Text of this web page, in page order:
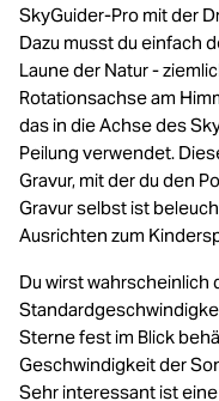
SkyGuider-Pro mit der
Dazu musst du einfach
Laune der Natur -
Rotationsachse am
das in die Achse des
Peilung verwendet.
Gravur, mit der du den
Gravur selbst ist
Ausrichten zum
Du wirst wahrscheinlich
Sterne fest im Blick
Geschwindigkeit der
Sehr interessant ist